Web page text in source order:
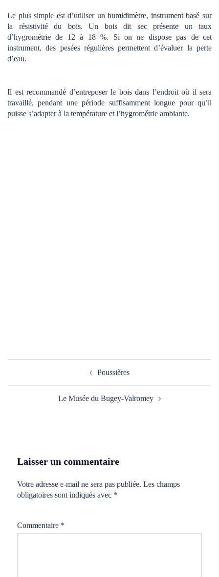
Le plus simple est d’utiliser un humidimètre, instrument basé sur
la résistivité du bois. Un bois dit sec présente un taux
d’hygrométrie de 12 à 18 %. Si on ne dispose pas de cet
instrument, des pesées régulières permettent d’évaluer la perte
d’eau.
Il est recommandé d’entreposer le bois dans l’endroit où il sera
travaillé, pendant une période suffisamment longue pour qu’il
puisse s’adapter à la température et l’hygrométrie ambiante.
Poussières
Le Musée du Bugey-Valromey
Laisser un commentaire
Votre adresse e-mail ne sera pas publiée. Les champs
obligatoires sont indiqués avec *
Commentaire *